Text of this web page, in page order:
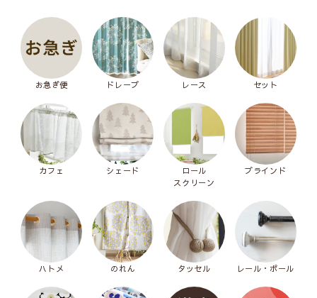
お急ぎ便 ドレープ レース セット
カフェ シェード
ロール
スクリーン
ブラインド
ハトメ のれん タッセル レール・ポール